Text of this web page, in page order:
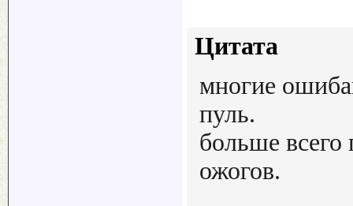
Цитата
многие
пуль.
больше всего
ожогов.